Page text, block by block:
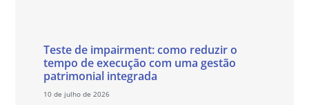
Teste de impairment: como reduzir o
tempo de execução com uma gestão
patrimonial integrada
10 de julho de 2026